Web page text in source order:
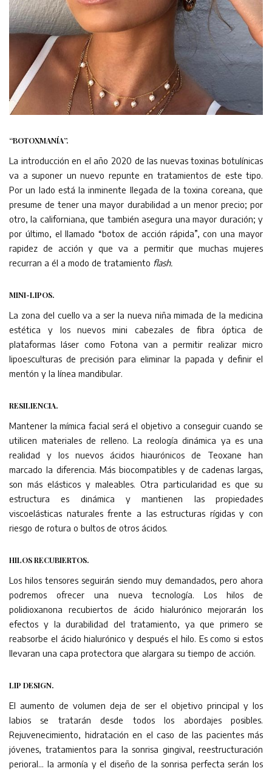
“BOTOXMANÍA”.
La introducción en el año 2020 de las nuevas toxinas botulínicas
va a suponer un nuevo repunte en tratamientos de este tipo.
Por un lado está la inminente llegada de la toxina coreana, que
presume de tener una mayor durabilidad a un menor precio; por
otro, la californiana, que también asegura una mayor duración; y
por último, el llamado “botox de acción rápida”, con una mayor
rapidez de acción y que va a permitir que muchas mujeres
recurran a él a modo de tratamiento flash.
MINI-LIPOS.
La zona del cuello va a ser la nueva niña mimada de la medicina
estética y los nuevos mini cabezales de fibra óptica de
plataformas láser como Fotona van a permitir realizar micro
lipoesculturas de precisión para eliminar la papada y definir el
mentón y la línea mandibular.
RESILIENCIA.
Mantener la mímica facial será el objetivo a conseguir cuando se
utilicen materiales de relleno. La reología dinámica ya es una
realidad y los nuevos ácidos hiaurónicos de Teoxane han
marcado la diferencia. Más biocompatibles y de cadenas largas,
son más elásticos y maleables. Otra particularidad es que su
estructura es dinámica y mantienen las propiedades
viscoelásticas naturales frente a las estructuras rígidas y con
riesgo de rotura o bultos de otros ácidos.
HILOS RECUBIERTOS.
Los hilos tensores seguirán siendo muy demandados, pero ahora
podremos ofrecer una nueva tecnología. Los hilos de
polidioxanona recubiertos de ácido hialurónico mejorarán los
efectos y la durabilidad del tratamiento, ya que primero se
reabsorbe el ácido hialurónico y después el hilo. Es como si estos
llevaran una capa protectora que alargara su tiempo de acción.
LIP DESIGN.
El aumento de volumen deja de ser el objetivo principal y los
labios se tratarán desde todos los abordajes posibles.
Rejuvenecimiento, hidratación en el caso de las pacientes más
jóvenes, tratamientos para la sonrisa gingival, reestructuración
perioral… la armonía y el diseño de la sonrisa perfecta serán los